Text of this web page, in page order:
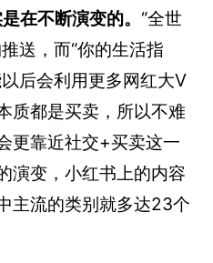
在不断演变的。 “全世
送，而“你的生活指
后会利用更多网红大V
质都是买卖，所以不难
更靠近社交+买卖这一
演变，小红书上的内容
主流的类别就多达23个